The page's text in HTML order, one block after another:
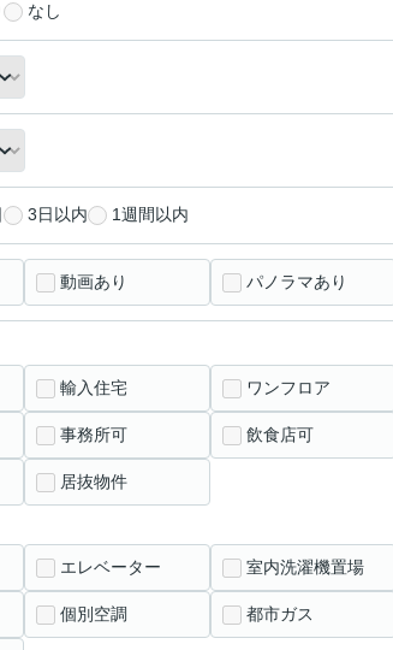
なし
3日以内 1週間以内
動画あり パノラマあり
輸入住宅 ワンフロア
事務所可 飲食店可
居抜物件
エレベーター 室内洗濯機置場
個別空調 都市ガス